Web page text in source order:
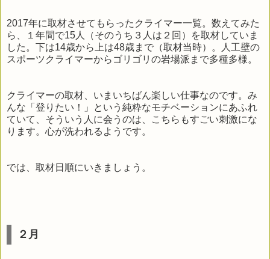
2017年に取材させてもらったクライマー一覧。数えてみた
ら、１年間で15人（そのうち３人は２回）を取材していま
した。下は14歳から上は48歳まで（取材当時）。人工壁の
スポーツクライマーからゴリゴリの岩場派まで多種多様。
クライマーの取材、いまいちばん楽しい仕事なのです。み
んな「登りたい！」という純粋なモチベーションにあふれ
ていて、そういう人に会うのは、こちらもすごい刺激にな
ります。心が洗われるようです。
では、取材日順にいきましょう。
２月